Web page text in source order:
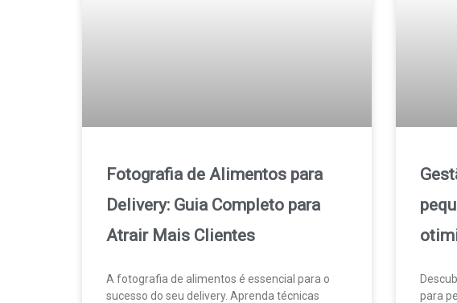
Fotografia de Alimentos para
Delivery: Guia Completo para
Atrair Mais Clientes
A fotografia de alimentos é essencial para o
sucesso do seu delivery. Aprenda técnicas
para